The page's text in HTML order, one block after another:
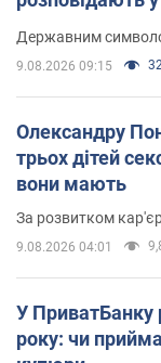
Державним
9.08.2026 09:15
Олександру
трьох дітей
вони мають
За розвитком
9.08.2026 04:01
У ПриватБанку
року: чи